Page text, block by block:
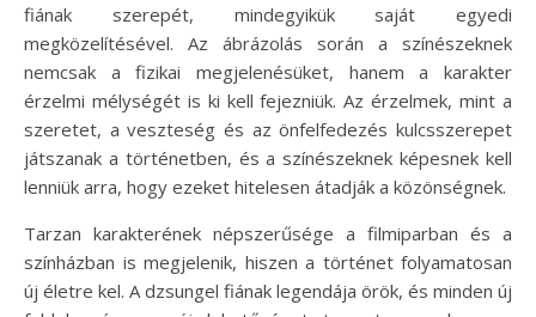
fiának szerepét, mindegyikük saját egyedi
megközelítésével. Az ábrázolás során a színészeknek
nemcsak a fizikai megjelenésüket, hanem a karakter
érzelmi mélységét is ki kell fejezniük. Az érzelmek, mint a
szeretet, a veszteség és az önfelfedezés kulcsszerepet
játszanak a történetben, és a színészeknek képesnek kell
lenniük arra, hogy ezeket hitelesen átadják a közönségnek.
Tarzan karakterének népszerűsége a filmiparban és a
színházban is megjelenik, hiszen a történet folyamatosan
új életre kel. A dzsungel fiának legendája örök, és minden új